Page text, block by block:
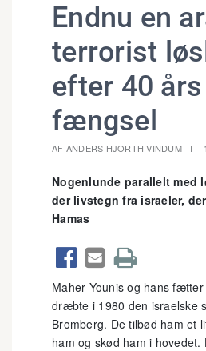
Endnu en
terrorist
efter 40 års
fængsel
AF ANDERS HJORTH VINDUM
Nogenlunde parallelt med
der livstegn fra israeler,
Hamas
  
Maher Younis og hans fætter
dræbte i 1980 den israelske
Bromberg. De tilbød ham et
ham og skød ham i hovedet.